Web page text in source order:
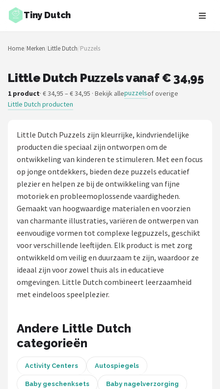
Tiny Dutch
Zoeken
NAVIGATIE
Merken
Speelgoed
Knuffel Cadeaus
Babykleding Cadeaus
Blokken
Shop
POPULAIRE MERKEN
Jollein
Chouette-Chouette
Little Dutch
Happy Horse
Soft Touch
Home/Merken/Little Dutch/Puzzels
Little Dutch Puzzels vanaf € 34,95
1 product· € 34,95 – € 34,95 · Bekijk allepuzzelsof overige
Little Dutch producten
Little Dutch Puzzels zijn kleurrijke, kindvriendelijke
producten die speciaal zijn ontworpen om de
ontwikkeling van kinderen te stimuleren. Met een focus
op jonge ontdekkers, bieden deze puzzels educatief
plezier en helpen ze bij de ontwikkeling van fijne
motoriek en probleemoplossende vaardigheden.
Gemaakt van hoogwaardige materialen en voorzien
van charmante illustraties, variëren de ontwerpen van
eenvoudige vormen tot complexe legpuzzels, geschikt
voor verschillende leeftijden. Elk product is met zorg
ontwikkeld om veilig en duurzaam te zijn, waardoor ze
ideaal zijn voor zowel thuis als in educatieve
omgevingen. Little Dutch combineert leerzaamheid
met eindeloos speelplezier.
Andere Little Dutch
categorieën
Activity Centers Autospiegels
Baby geschenksets Baby nagelverzorging